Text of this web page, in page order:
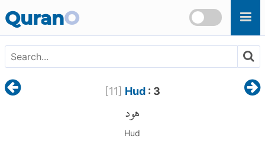
QuranO
[11] Hud: 3
هود
Hud